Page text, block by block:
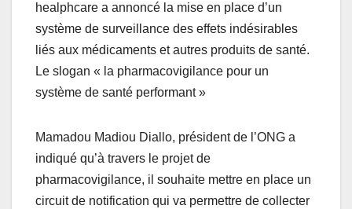
healphcare a annoncé la mise en place d’un
système de surveillance des effets indésirables
liés aux médicaments et autres produits de santé.
Le slogan « la pharmacovigilance pour un
système de santé performant »
Mamadou Madiou Diallo, président de l’ONG a
indiqué qu’à travers le projet de
pharmacovigilance, il souhaite mettre en place un
circuit de notification qui va permettre de collecter